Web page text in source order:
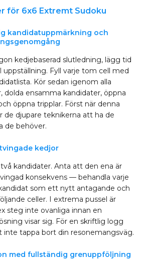
för 6x6 Extremt Sudoku
kandidatuppmärkning och
kedjebaserad slutledning, lägg tid
uppställning. Fyll varje tom cell med
Kör sedan igenom alla
dolda ensamma kandidater, öppna
öppna tripplar. Först när denna
de djupare teknikerna att ha de
de behöver.
kedjor
kandidater. Anta att den ena är
konsekvens — behandla varje
som ett nytt antagande och
celler. I extrema pussel är
steg inte ovanliga innan en
visar sig. För en skriftlig logg
inte tappa bort din resonemangsväg.
med fullständig grenuppföljning